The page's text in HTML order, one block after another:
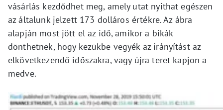
vásárlás kezdődhet meg, amely utat nyithat egészen
az általunk jelzett 173 dolláros értékre. Az ábra
alapján most jött el az idő, amikor a bikák
dönthetnek, hogy kezükbe vegyék az irányítást az
elkövetkezendő időszakra, vagy újra teret kapjon a
medve.